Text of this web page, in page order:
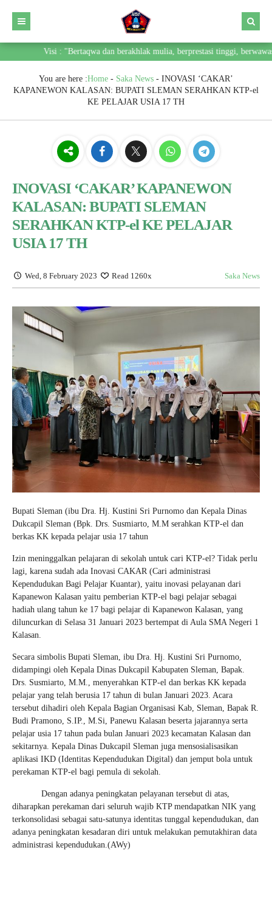
Visi : "Bertaqwa dan berakhlak mulia, berprestasi tinggi,
You are here :Home - Saka News - INOVASI ‘CAKAR’
KAPANEWON KALASAN: BUPATI SLEMAN SERAHKAN KTP-el
KE PELAJAR USIA 17 TH
INOVASI ‘CAKAR’ KAPANEWON
KALASAN: BUPATI SLEMAN
SERAHKAN KTP-el KE PELAJAR
USIA 17 TH
Wed, 8 February 2023 Read 1260x Saka News
Bupati Sleman (ibu Dra. Hj. Kustini Sri Purnomo dan Kepala Dinas
Dukcapil Sleman (Bpk. Drs. Susmiarto, M.M serahkan KTP-el dan
berkas KK kepada pelajar usia 17 tahun
Izin meninggalkan pelajaran di sekolah untuk cari KTP-el? Tidak perlu
lagi, karena sudah ada Inovasi CAKAR (Cari administrasi
Kependudukan Bagi Pelajar Kuantar), yaitu inovasi pelayanan dari
Kapanewon Kalasan yaitu pemberian KTP-el bagi pelajar sebagai
hadiah ulang tahun ke 17 bagi pelajar di Kapanewon Kalasan, yang
diluncurkan di Selasa 31 Januari 2023 bertempat di Aula SMA Negeri 1
Kalasan.
Secara simbolis Bupati Sleman, ibu Dra. Hj. Kustini Sri Purnomo,
didampingi oleh Kepala Dinas Dukcapil Kabupaten Sleman, Bapak.
Drs. Susmiarto, M.M., menyerahkan KTP-el dan berkas KK kepada
pelajar yang telah berusia 17 tahun di bulan Januari 2023. Acara
tersebut dihadiri oleh Kepala Bagian Organisasi Kab, Sleman, Bapak R.
Budi Pramono, S.IP., M.Si, Panewu Kalasan beserta jajarannya serta
pelajar usia 17 tahun pada bulan Januari 2023 kecamatan Kalasan dan
sekitarnya. Kepala Dinas Dukcapil Sleman juga mensosialisasikan
aplikasi IKD (Identitas Kependudukan Digital) dan jemput bola untuk
perekaman KTP-el bagi pemula di sekolah.
Dengan adanya peningkatan pelayanan tersebut di atas,
diharapkan perekaman dari seluruh wajib KTP mendapatkan NIK yang
terkonsolidasi sebagai satu-satunya identitas tunggal kependudukan, dan
adanya peningkatan kesadaran diri untuk melakukan pemutakhiran data
administrasi kependudukan.(AWy)